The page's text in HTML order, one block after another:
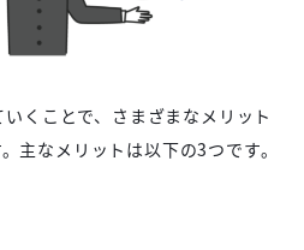
くことで、さまざまなメリット
主なメリットは以下の3つです。